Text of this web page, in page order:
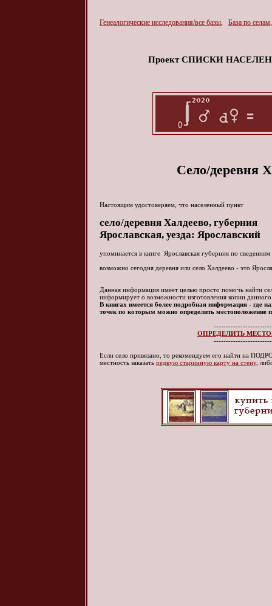
Генеалогические исследования/все базы, База по селам
Проект СПИСКИ
Село/деревня
Настоящим удостоверяем, что населенный пункт
село/деревня Халдеево, губерния
Ярославская, уезда: Ярославский
упоминается в книге Ярославская губерния по
возможно сегодня деревня или село Халдеево - это
Данная информация имеет целью просто помочь найти
информирует о возможности изготовления копии
В книгах имеется более подробная информация - где
точек по которым можно определить местоположение
ОПРЕДЕЛИТЬ
Если село привязано, то рекомендуем его найти на
местность заказать редкую старинную карту на стену,